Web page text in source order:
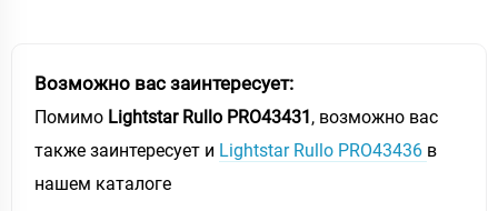
Возможно вас заинтересует:
Помимо Lightstar Rullo PRO43431, возможно вас
также заинтересует и Lightstar Rullo PRO43436 в
нашем каталоге